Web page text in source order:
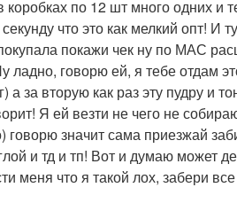
по 12 шт много одних и
что это как мелкий опт! И
покажи чек ну по МАС
говорю ей, я тебе отдам
а за вторую как раз эту пудру и
Я ей везти не чего не
говорю значит сама приезжай
и тд и тп! Вот и думаю может
меня что я такой лох, забери